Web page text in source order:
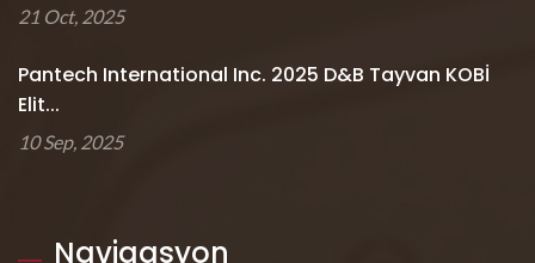
21 Oct, 2025
Pantech International Inc. 2025 D&B Tayvan KOBİ
Elit...
10 Sep, 2025
Navigasyon